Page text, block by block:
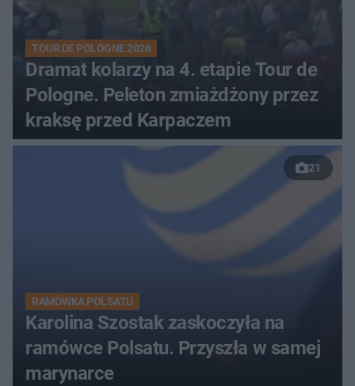
TOUR DE POLOGNE 2026
Dramat kolarzy na 4. etapie Tour de
Pologne. Peleton zmiażdżony przez
kraksę przed Karpaczem
21
RAMÓWKA POLSATU
Karolina Szostak zaskoczyła na
ramówce Polsatu. Przyszła w samej
marynarce